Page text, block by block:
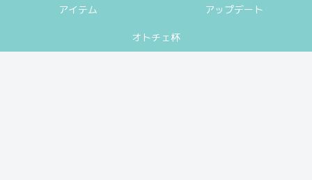
アイテム アップデート
オトチェ杯